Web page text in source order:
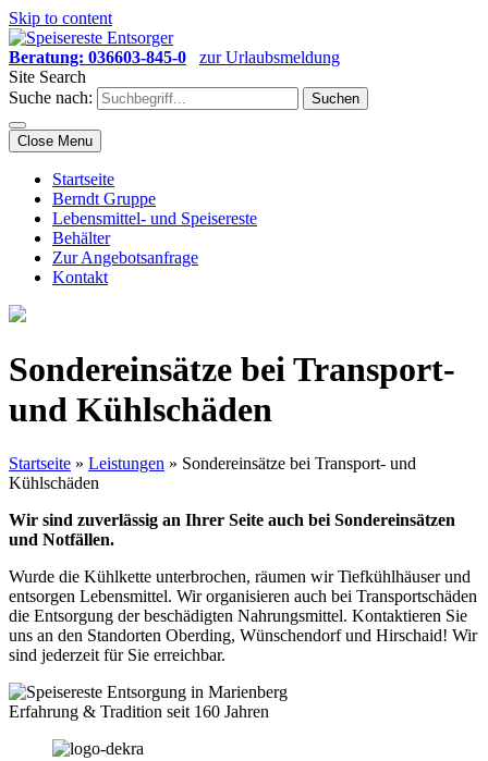
Skip to content
Beratung: 036603-845-0
zur Urlaubsmeldung
Site Search
Suche nach:
Close Menu
Startseite
Berndt Gruppe
Lebensmittel- und Speisereste
Behälter
Zur Angebotsanfrage
Kontakt
Sondereinsätze bei Transport-
und Kühlschäden
Startseite » Leistungen » Sondereinsätze bei Transport- und
Kühlschäden
Wir sind zuverlässig an Ihrer Seite auch bei Sondereinsätzen
und Notfällen.
Wurde die Kühlkette unterbrochen, räumen wir Tiefkühlhäuser und
entsorgen Lebensmittel. Wir organisieren auch bei Transportschäden
die Entsorgung der beschädigten Nahrungsmittel. Kontaktieren Sie
uns an den Standorten Oberding, Wünschendorf und Hirschaid! Wir
sind jederzeit für Sie erreichbar.
Erfahrung & Tradition seit 160 Jahren